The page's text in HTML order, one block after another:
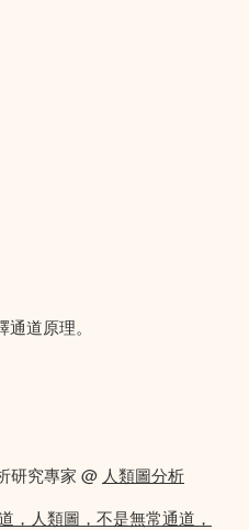
道原理。
研究專家 @ 人類圖分析
，人類圖，不是無常通道，